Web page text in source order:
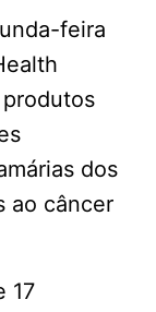
feira
dos
ao câncer
17